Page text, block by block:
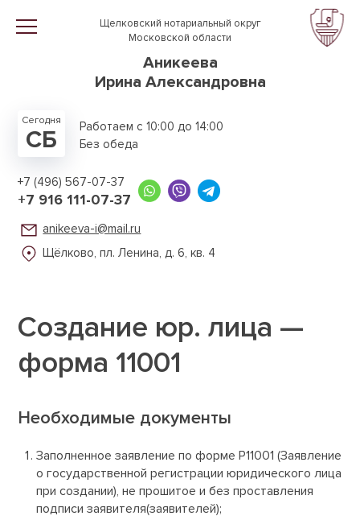
Перейти к основному содержанию
Щелковский нотариальный округ
Московской области
Аникеева
Ирина Александровна
Сегодня
СБ
Работаем с 10:00 до 14:00
Без обеда
+7 (496) 567-07-37
+7 916 111-07-37
anikeeva-i@mail.ru
Щёлково, пл. Ленина,д. 6, кв. 4
Создание юр. лица —
форма 11001
Необходимые документы
Заполненное заявление по форме Р11001 (Заявление
о государственной регистрации юридического лица
при создании), не прошитое и без проставления
подписи заявителя(заявителей);